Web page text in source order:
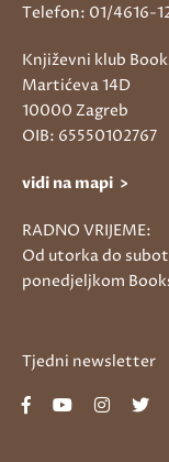
Telefon: 01/4616-
Književni klub
Martićeva 14D
10000 Zagreb
OIB: 65550102767
vidi na mapi >
RADNO VRIJEME:
Od utorka do
ponedjeljkom
Tjedni newsletter